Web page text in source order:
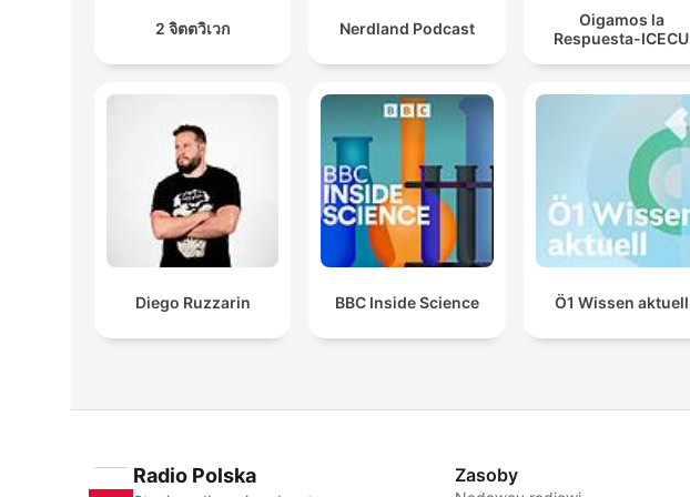
2 จิตตวิเวก Nerdland Podcast
Oigamos la
Respuesta-ICECU
Diego Ruzzarin BBC Inside Science Ö1 Wissen aktuell
Radio Polska Zasoby